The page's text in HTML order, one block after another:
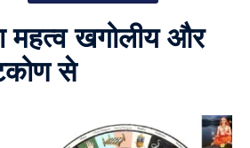
महत्व खगोलीय और
से